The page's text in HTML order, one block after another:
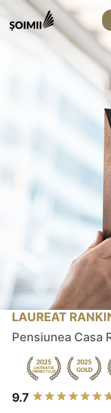
LAUREAT
Pensiunea Casa
9.7